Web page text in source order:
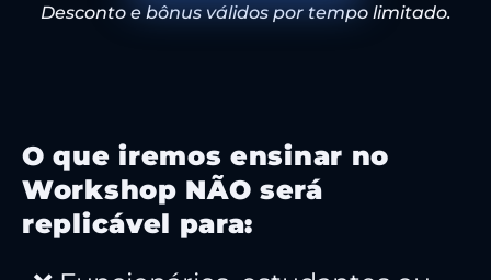
Desconto e bônus válidos por tempo limitado.
O que iremos ensinar no
Workshop NÃO será
replicável para: